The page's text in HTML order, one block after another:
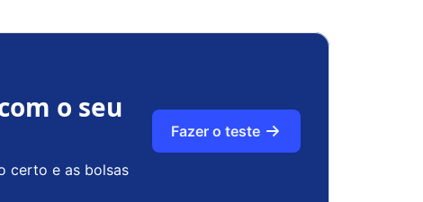
o seu
certo e as bolsas
Fazer o teste